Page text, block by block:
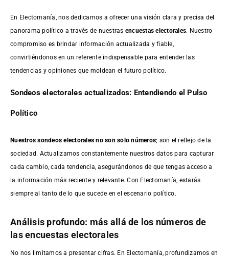
En Electomanía, nos dedicamos a ofrecer una visión clara y precisa del
panorama político a través de nuestras encuestas electorales. Nuestro
compromiso es brindar información actualizada y fiable,
convirtiéndonos en un referente indispensable para entender las
tendencias y opiniones que moldean el futuro político.
Sondeos electorales actualizados: Entendiendo el Pulso
Político
Nuestros sondeos electorales no son solo números; son el reflejo de la
sociedad. Actualizamos constantemente nuestros datos para capturar
cada cambio, cada tendencia, asegurándonos de que tengas acceso a
la información más reciente y relevante. Con Electomanía, estarás
siempre al tanto de lo que sucede en el escenario político.
Análisis profundo: más allá de los números de
las encuestas electorales
No nos limitamos a presentar cifras. En Electomanía, profundizamos en